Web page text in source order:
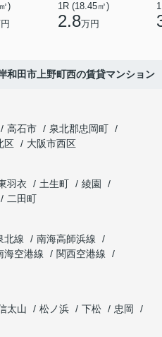
)
1R (18.45㎡)
2.8万円
和田市上野町西の賃貸マンション
高石市
泉北郡忠岡町
区
大阪市西区
羽衣 土生町
綾園
二田町
北線
南海高師浜線
海空港線
関西空港線
太山 松ノ浜 下松
忠岡